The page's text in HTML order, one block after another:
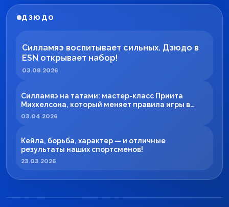
ДЗЮДО
Силламяэ воспитывает сильных. Дзюдо в
ESN открывает набор!
03.08.2026
Силламяэ на татами: мастер-класс Приита
Михкелсона, который меняет правила игры в
регионе
03.04.2026
Кейла, борьба, характер — и отличные
результаты наших спортсменов!
23.03.2026